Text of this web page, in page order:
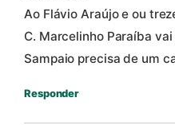
Ao Flávio Araújo e ou
C. Marcelinho Paraíba
Sampaio precisa de um
Responder